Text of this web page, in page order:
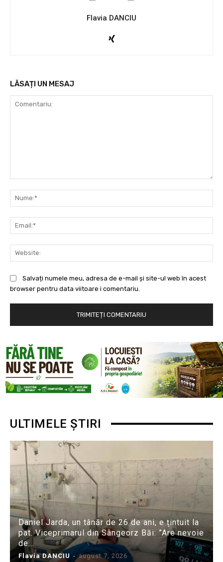
Flavia DANCIU
LĂSAȚI UN MESAJ
Salvați numele meu, adresa de e-mail și site-ul web în acest
browser pentru data viitoare i comentariu.
ULTIMELE ȘTIRI
Daniel Jarda, un tânăr de 26 de ani, e țintuit la
pat. Viceprimarul din Sângeorz Băi: ”Are nevoie
de...
Flavia DANCIU - august 7, 2026